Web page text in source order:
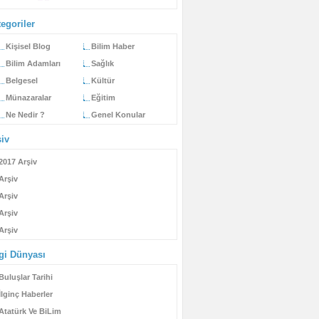
Kişisel Blog
Bilim Adamları
Belgesel
Münazaralar
Ne Nedir ?
Bilim Haber
Sağlık
Kültür
Eğitim
Genel Konular
Arşiv
Dünyası
Tarihi
Haberler
Ve BiLim